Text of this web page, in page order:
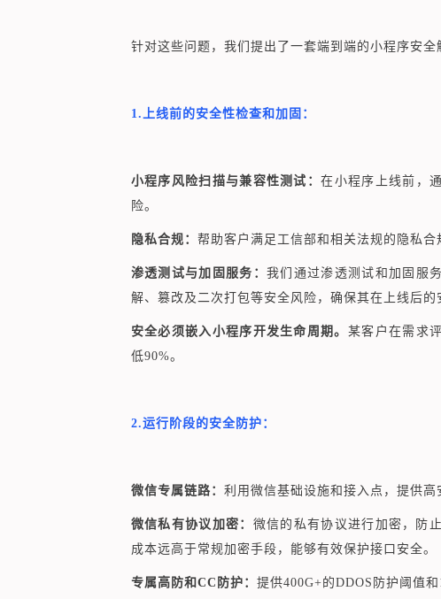
针对这些问题，我们提出了一套端到端的小程序安
1.上线前的安全性检查和加固：
小程序风险扫描与兼容性测试：在小程序上线前，
险。
隐私合规： 帮助客户满足工信部和相关法规的隐私合
渗透测试与加固服务： 我们通过渗透测试和加固服
解、篡改及二次打包等安全风险，确保其在上线后的
安全必须嵌入小程序开发生命周期。 某客户在需求
低90%。
2.运行阶段的安全防护：
微信专属链路： 利用微信基础设施和 接入点 ，提供高
微信私有协议加密： 微信的私有协议进行加密，防
成本远高于常规加密手段，能够有效保护接口安全。
专属高防和CC防护： 提供400G+的DDOS防护阈值